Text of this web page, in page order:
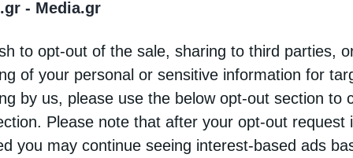
- Media.gr
to opt-out of the sale, sharing to third parties,
of your personal or sensitive information for
by us, please use the below opt-out section to
Please note that after your opt-out request
you may continue seeing interest-based ads
Πρασινάδας η υποδοχή του Ιερού
του Αγίου Εφραίμ Νέας Μάκρης, το οποίο
στην Ιερά …